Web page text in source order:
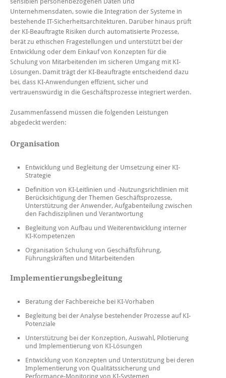
Unternehmensdaten, sowie die Integration der Systeme in
bestehende IT-Sicherheitsarchitekturen. Darüber hinaus prüft
der KI-Beauftragte Risiken durch automatisierte Prozesse,
berät zu ethischen Fragestellungen und unterstützt bei der
Entwicklung oder dem Einkauf von Konzepten für die
Schulung von Mitarbeitenden im sicheren Umgang mit KI-
Lösungen. Damit trägt der KI-Beauftragte entscheidend dazu
bei, dass KI-Anwendungen effizient, sicher und
vertrauenswürdig in die Geschäftsprozesse integriert werden.
Zusammenfassend müssen die folgenden Leistungen
abgedeckt werden:
Organisation
Entwicklung und Begleitung der Umsetzung einer KI-
Strategie
Definition von KI-Leitlinien und -Nutzungsrichtlinien mit
Berücksichtigung der Themen Geschäftsprozesse,
Unterstützung der Anwender, Aufgabenteilung zwischen
den Fachdisziplinen und Verantwortung
Begleitung von Aufbau und Weiterentwicklung interner
KI-Kompetenzen
Organisation Schulung von Geschäftsführung,
Führungskräften und Mitarbeitenden
Implementierungsbegleitung
Beratung der Fachbereiche bei KI-Vorhaben
Begleitung bei der Analyse bestehender Prozesse auf KI-
Potenziale
Unterstützung bei der Konzeption, Auswahl, Pilotierung
und Implementierung von KI-Lösungen
Entwicklung von Konzepten und Unterstützung bei deren
Implementierung von Qualitätssicherung und
Performance-Monitoring von KI-Systemen